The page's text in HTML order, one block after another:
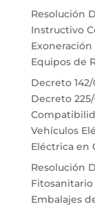
Resolución
Instructivo
Equipos de
Decreto
Decreto
Vehículos
Eléctrica en
Resolución
Embalajes